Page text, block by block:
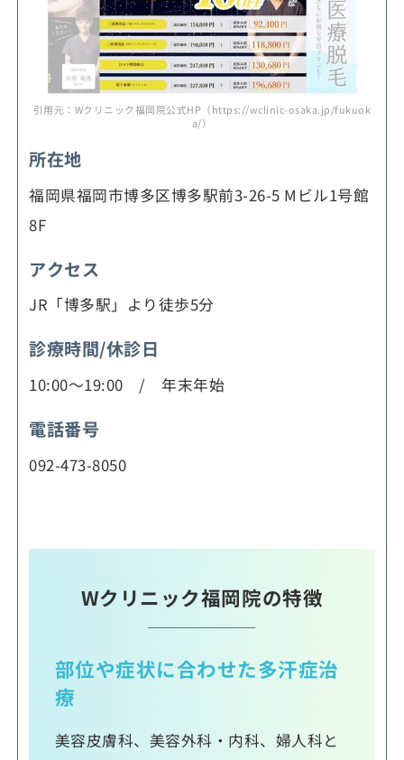
引用元：Wクリニック福岡院公式HP（https://wclinic-osaka.jp/fukuok
a/）
所在地
福岡県福岡市博多区博多駅前3-26-5 Mビル1号館
8F
アクセス
JR「博多駅」より徒歩5分
診療時間/休診日
10:00～19:00 / 年末年始
電話番号
092-473-8050
Wクリニック福岡院の特徴
部位や症状に合わせた多汗症治
療
美容皮膚科、美容外科・内科、婦人科と